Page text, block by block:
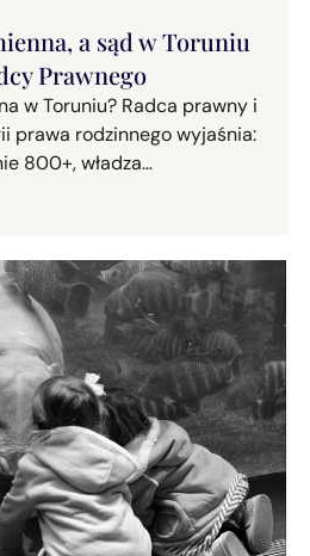
a sąd w Toruniu
Prawnego
w Toruniu? Radca prawny i
prawa rodzinnego wyjaśnia:
800+, władza